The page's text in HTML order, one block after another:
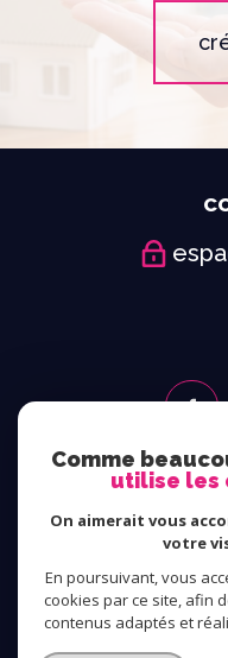
© 2026 | Tous droits
Nos honoraires
Plan du site
Comme
utilise les
On aimerait vous
votre
En poursuivant, vous
cookies par ce site, afin
contenus adaptés et